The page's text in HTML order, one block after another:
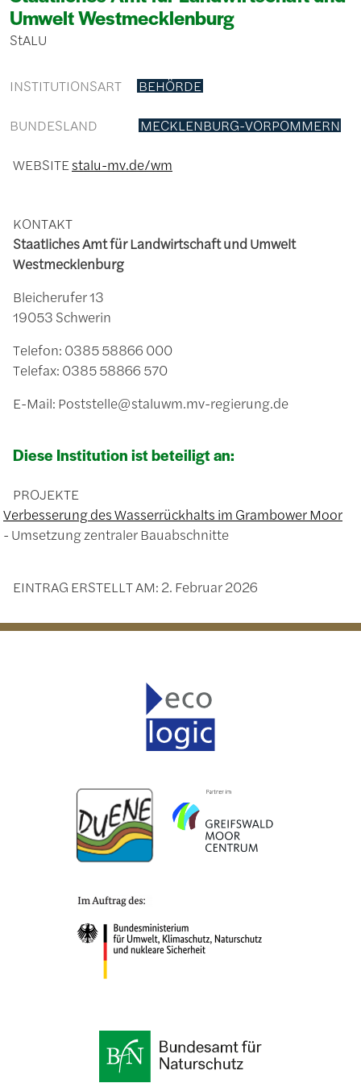
Umwelt Westmecklenburg
StALU
INSTITUTIONSART BEHÖRDE
BUNDESLAND MECKLENBURG-VORPOMMERN
WEBSITEstalu-mv.de/wm
KONTAKT
Staatliches Amt für Landwirtschaft und Umwelt
Westmecklenburg
Bleicherufer 13
19053 Schwerin
Telefon: 0385 58866 000
Telefax: 0385 58866 570
E-Mail: Poststelle@staluwm.mv-regierung.de
Diese Institution ist beteiligt an:
PROJEKTE
Verbesserung des Wasserrückhalts im Grambower Moor
Umsetzung zentraler Bauabschnitte
EINTRAG ERSTELLT AM: 2. Februar 2026